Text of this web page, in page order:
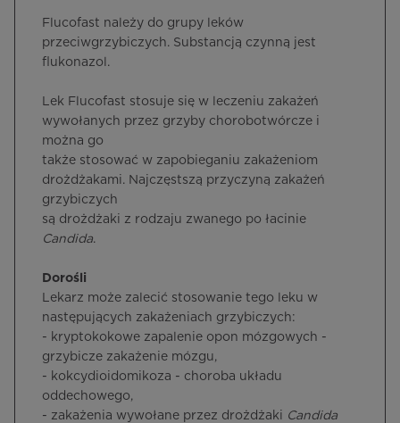
Flucofast należy do grupy leków
przeciwgrzybiczych. Substancją czynną jest
flukonazol.
Lek Flucofast stosuje się w leczeniu zakażeń
wywołanych przez grzyby chorobotwórcze i
można go
także stosować w zapobieganiu zakażeniom
drożdżakami. Najczęstszą przyczyną zakażeń
grzybiczych
są drożdżaki z rodzaju zwanego po łacinie
Candida.
Dorośli
Lekarz może zalecić stosowanie tego leku w
następujących zakażeniach grzybiczych:
- kryptokokowe zapalenie opon mózgowych -
grzybicze zakażenie mózgu,
- kokcydioidomikoza - choroba układu
oddechowego,
- zakażenia wywołane przez drożdżaki Candida